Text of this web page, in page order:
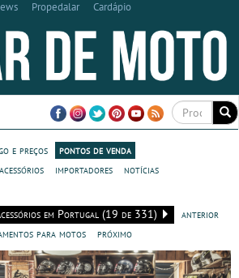
Propedalar Cardápio
e preços
pontos de venda
importadores
notícias
em Portugal (19 de 331)
anterior
para motos
próximo